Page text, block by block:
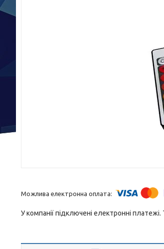
У компанії підключені електронні